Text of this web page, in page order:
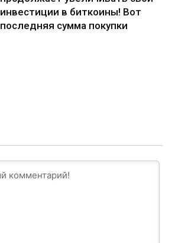
инвестиции в биткоины! Вот
последняя сумма покупки